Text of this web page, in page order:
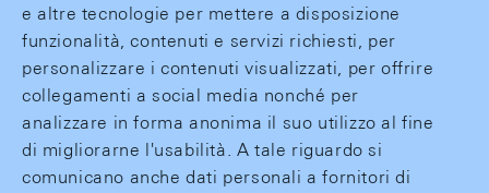
e altre tecnologie per mettere a disposizione
funzionalità, contenuti e servizi richiesti, per
personalizzare i contenuti visualizzati, per offrire
collegamenti a social media nonché per
analizzare in forma anonima il suo utilizzo al fine
di migliorarne l'usabilità. A tale riguardo si
comunicano anche dati personali a fornitori di